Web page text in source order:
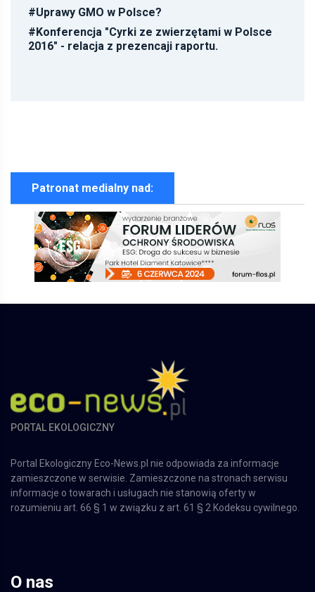
#Uprawy GMO w Polsce?
#Konferencja "Cyrki ze zwierzętami w Polsce
2016" - relacja z prezencaji raportu.
Patronat medialny nad:
Portal Ekologiczny Eco-News.pl nie odpowiada za informacje
zamieszczone w serwisie. Zamieszczone na stronach serwisu
informacje o towarach i usługach nie stanowią oferty w
O nas
Reklama w Portalu